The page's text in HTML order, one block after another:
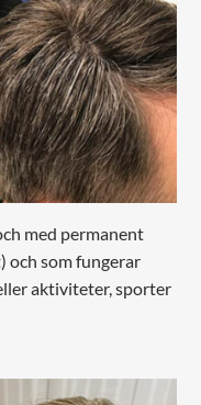
med permanent
och som fungerar
aktiviteter, sporter